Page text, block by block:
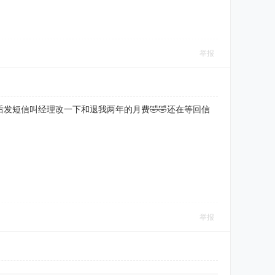
举报
短信叫经理改一下和退我两年的月费🤣🤣还在等回信
举报